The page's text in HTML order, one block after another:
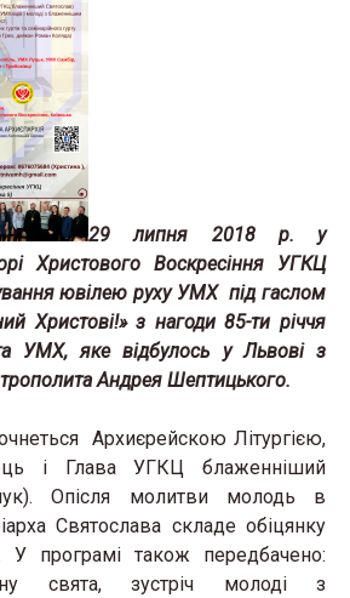
29 липня 2018 р. у
Христового Воскресіння УГКЦ
ювілею руху УМХ під гаслом
Христові!» з нагоди 85-ти річчя
УМХ, яке відбулось у Львові з
Андрея Шептицького.
Архиєрейскою Літургією,
і Глава УГКЦ блаженніший
Опісля молитви молодь в
Святослава складе обіцянку
У програмі також передбачено:
свята, зустріч молоді з